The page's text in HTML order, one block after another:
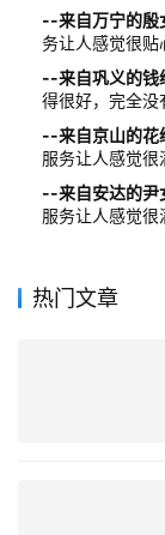
--来自万宁的殷
务让人感觉很贴
--来自巩义的钱
得很好，完全没
--来自京山的花
服务让人感觉很
--来自安达的尹
服务让人感觉很
热门文章